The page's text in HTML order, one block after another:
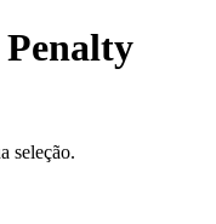
seleção.